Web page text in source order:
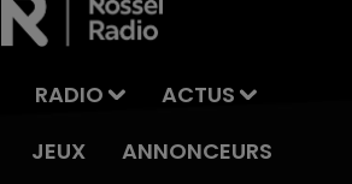
RADIO
ACTUS
JEUX ANNONCEURS